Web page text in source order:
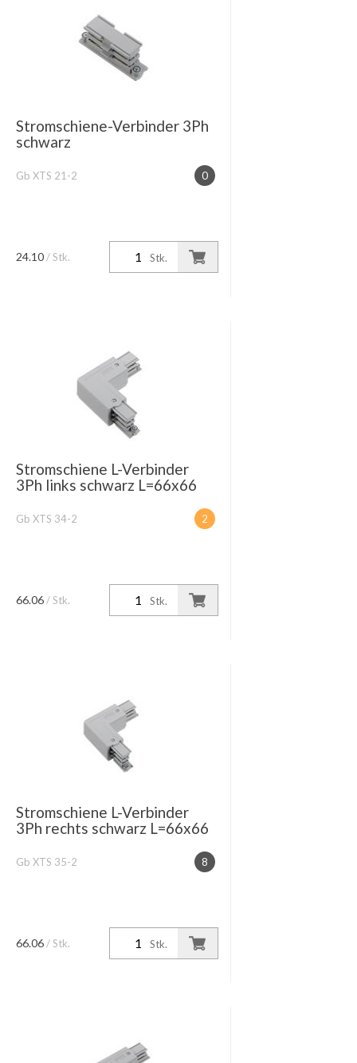
Stromschiene-Verbinder 3Ph
schwarz
0
Gb XTS 21-2
Stk.
24.10/ Stk.
Stromschiene L-Verbinder
3Ph links schwarz L=66x66
2
Gb XTS 34-2
Stk.
66.06/ Stk.
Stromschiene L-Verbinder
3Ph rechts schwarz L=66x66
8
Gb XTS 35-2
Stk.
66.06/ Stk.